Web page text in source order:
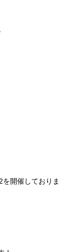
開催しておりま